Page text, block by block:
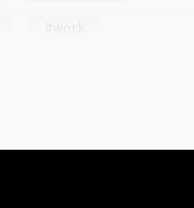
#упражнения